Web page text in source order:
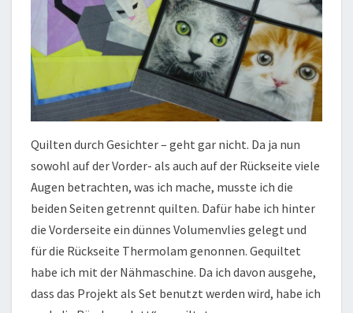
Quilten durch Gesichter – geht gar nicht. Da ja nun
sowohl auf der Vorder- als auch auf der Rückseite viele
Augen betrachten, was ich mache, musste ich die
beiden Seiten getrennt quilten. Dafür habe ich hinter
die Vorderseite ein dünnes Volumenvlies gelegt und
für die Rückseite Thermolam genonnen. Gequiltet
habe ich mit der Nähmaschine. Da ich davon ausgehe,
dass das Projekt als Set benutzt werden wird, habe ich